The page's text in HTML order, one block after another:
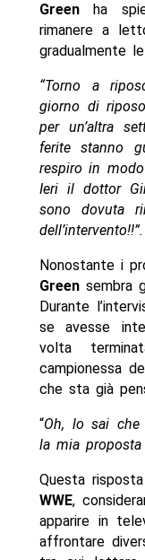
Greenha
rimanere a
gradualmente
“Torno a
giorno di
per un’altra
ferite stanno
respiro in
Ieri il dottor
sono dovuta
dell’intervento!!”.
Nonostante i
Greensembra
Durante
se avesse
volta
campionessa
che sta già
“Oh, lo sai
la mia proposta
Questa
WWE,
apparire in
affrontare